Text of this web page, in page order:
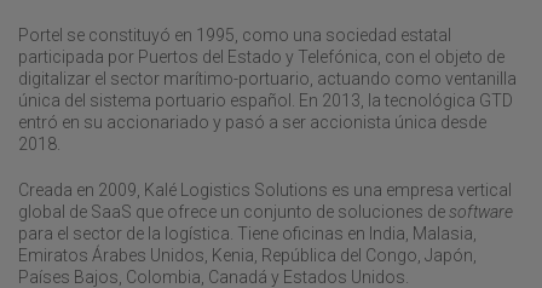
Portel se constituyó en 1995, como una sociedad estatal
participada por Puertos del Estado y Telefónica, con el objeto de
digitalizar el sector marítimo-portuario, actuando como ventanilla
única del sistema portuario español. En 2013, la tecnológica GTD
entró en su accionariado y pasó a ser accionista única desde
2018.
Creada en 2009, Kalé Logistics Solutions es una empresa vertical
global de SaaS que ofrece un conjunto de soluciones desoftware
para el sector de la logística. Tiene oficinas en India, Malasia,
Emiratos Árabes Unidos, Kenia, República del Congo, Japón,
Países Bajos, Colombia, Canadá y Estados Unidos.